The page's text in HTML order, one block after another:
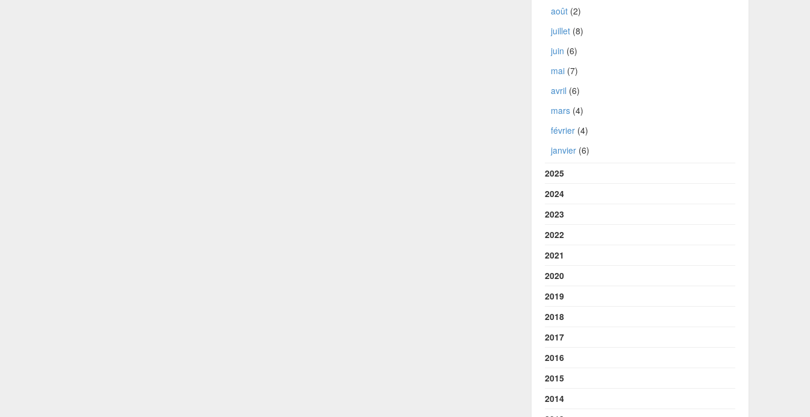
août(2)
juillet(8)
juin (6)
mai(7)
avril (6)
mars(4)
février(4)
janvier(6)
2025
2024
2023
2022
2021
2020
2019
2018
2017
2016
2015
2014